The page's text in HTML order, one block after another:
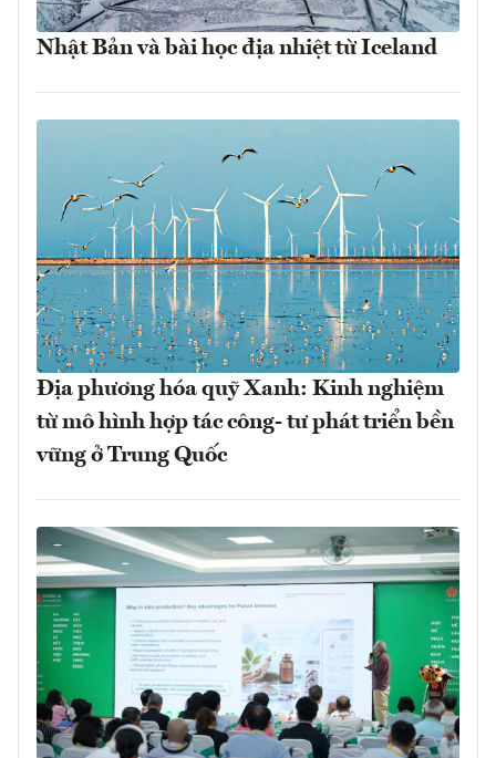
Nhật Bản và bài học địa nhiệt từ Iceland
Địa phương hóa quỹ Xanh: Kinh nghiệm
từ mô hình hợp tác công- tư phát triển bền
vững ở Trung Quốc